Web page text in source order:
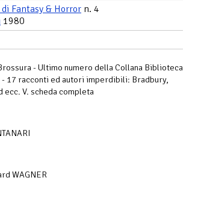
Fantasy & Horror n. 4
1980
- Ultimo numero della Collana Biblioteca
17 racconti ed autori imperdibili: Bradbury,
V. scheda completa
MONTANARI
WAGNER